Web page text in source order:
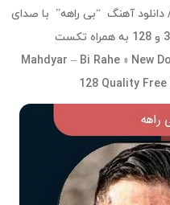
آهنگ “بی راهه” با صدای
Mahdyar – Bi Rahe » New
128 Quality